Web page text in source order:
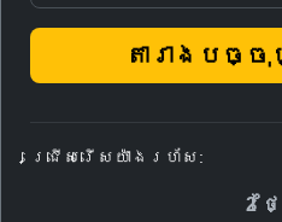
តារាងបច្
ជ្រើសរើសយ៉ាងរហ័ស:
2 ថ្